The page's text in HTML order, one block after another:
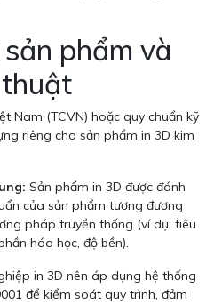
phẩm và
Nam (TCVN) hoặc quy chuẩn kỹ
riêng cho sản phẩm in 3D kim
Sản phẩm in 3D được đánh
của sản phẩm tương đương
pháp truyền thống (ví dụ: tiêu
hóa học, độ bền).
in 3D nên áp dụng hệ thống
để kiểm soát quy trình, đảm